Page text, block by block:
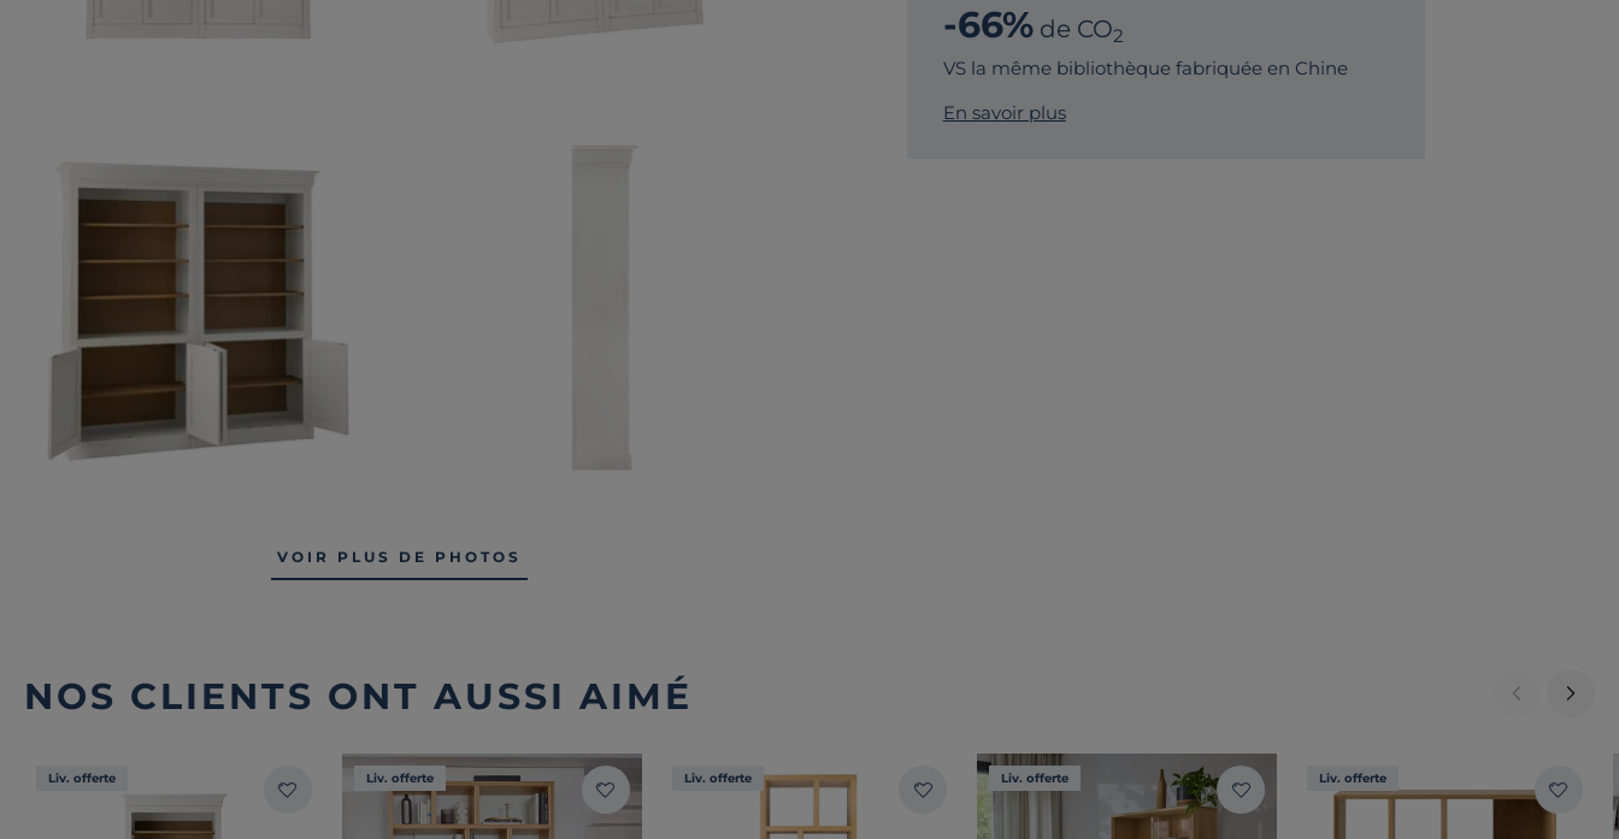
VOIR PLUS DE PHOTOS
-66%de CO2
VS la même bibliothèque fabriquée en Chine
En savoir plus
NOS CLIENTS ONT AUSSI AIMÉ
Liv. offerte Liv. offerte Liv. offerte Liv. offerte Liv. offerte